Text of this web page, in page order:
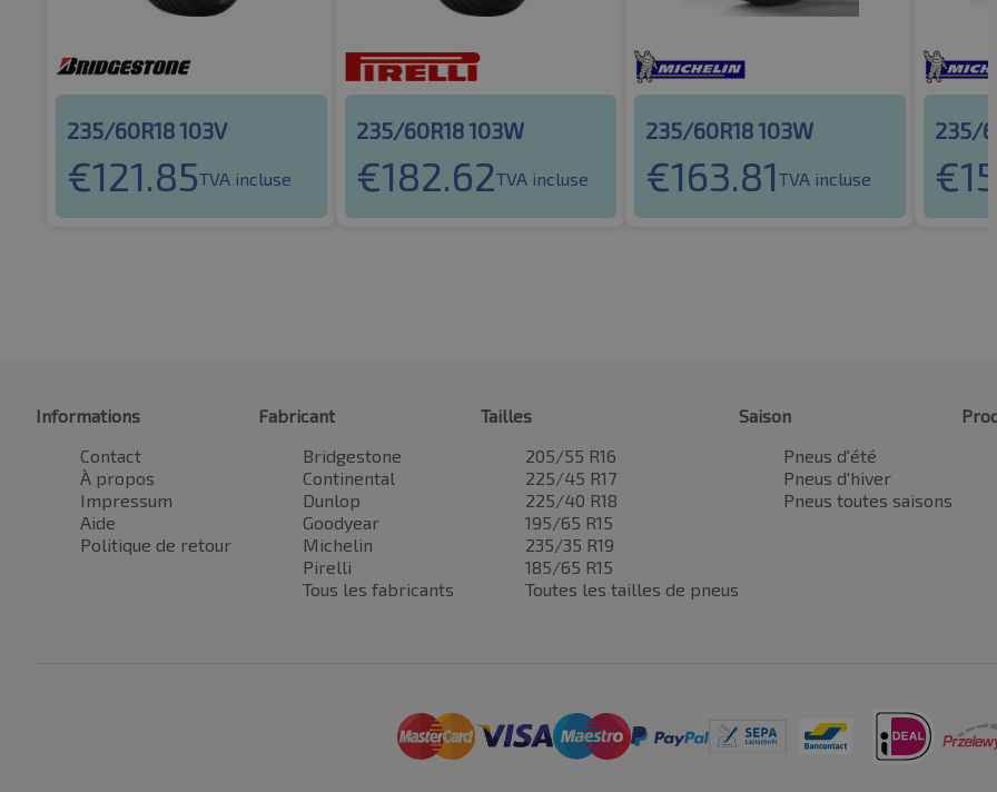
235/60R18 103V
€121.85TVA incluse
235/60R18 103W
€182.62TVA incluse
235/60R18 103W
€163.81 TVA incluse
235/
€
Informations
Contact
À propos
Impressum
Aide
Politique de retour
Fabricant
Bridgestone
Continental
Dunlop
Goodyear
Michelin
Pirelli
Tous les fabricants
Tailles
205/55 R16
225/45 R17
225/40 R18
195/65 R15
235/35 R19
185/65 R15
Toutes les tailles de pneus
Saison
Pneus d'été
Pneus d'hiver
Pneus toutes saisons